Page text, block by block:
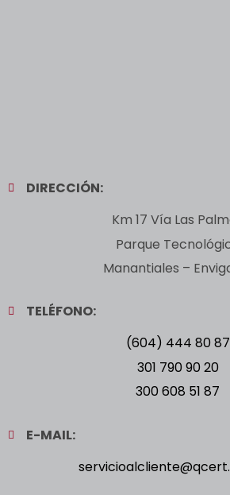
DIRECCIÓN:
Km 17 Vía Las
Parque
Manantiales –
TELÉFONO:
(604) 444 80 87
301 790 90 20
300 608 51 87
E-MAIL: